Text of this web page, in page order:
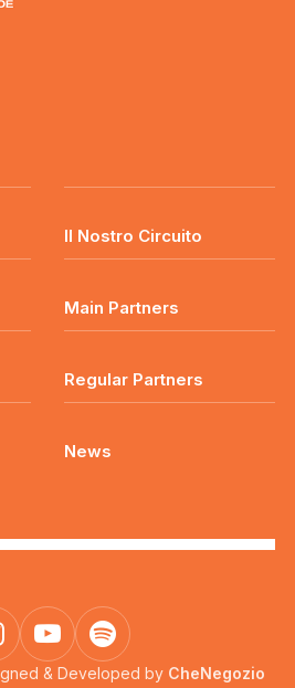
Il Nostro Circuito
Main Partners
Regular Partners
News
& Developed by CheNegozio